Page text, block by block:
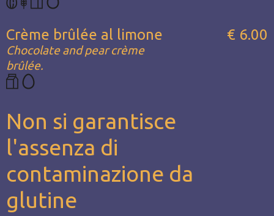
Crème brûlée al limone
Chocolate and pear crème
brûlée.
€ 6.00
Non si garantisce
l'assenza di
contaminazione da
glutine